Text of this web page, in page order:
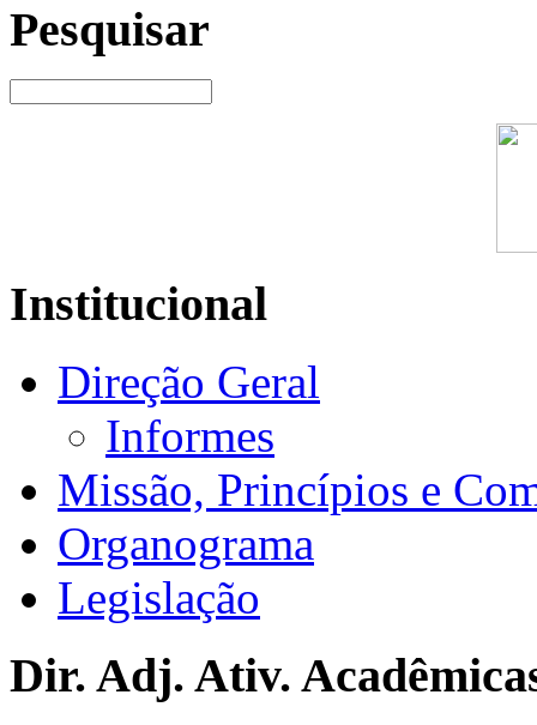
Pesquisar
Institucional
Direção Geral
Informes
Missão, Princípios e
Organograma
Legislação
Dir. Adj. Ativ.